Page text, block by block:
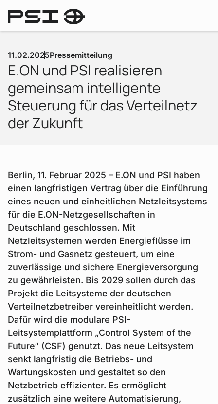
11.02.2025Pressemitteilung
E.ON und PSI realisieren
gemeinsam intelligente
Steuerung für das Verteilnetz
der Zukunft
Berlin, 11. Februar 2025 – E.ON und PSI haben
einen langfristigen Vertrag über die Einführung
eines neuen und einheitlichen Netzleitsystems
für die E.ON-Netzgesellschaften in
Deutschland geschlossen. Mit
Netzleitsystemen werden Energieflüsse im
Strom- und Gasnetz gesteuert, um eine
zuverlässige und sichere Energieversorgung
zu gewährleisten. Bis 2029 sollen durch das
Projekt die Leitsysteme der deutschen
Verteilnetzbetreiber vereinheitlicht werden.
Dafür wird die modulare PSI-
Leitsystemplattform „Control System of the
Future“ (CSF) genutzt. Das neue Leitsystem
senkt langfristig die Betriebs- und
Wartungskosten und gestaltet so den
Netzbetrieb effizienter. Es ermöglicht
zusätzlich eine weitere Automatisierung,